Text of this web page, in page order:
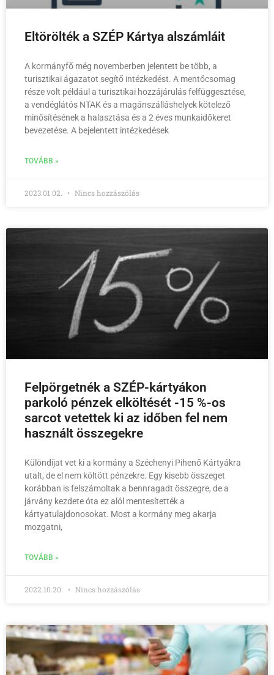
Eltörölték a SZÉP Kártya alszámláit
A kormányfő még novemberben jelentett be több, a
turisztikai ágazatot segítő intézkedést. A mentőcsomag
része volt például a turisztikai hozzájárulás felfüggesztése,
a vendéglátós NTAK és a magánszálláshelyek kötelező
minősítésének a halasztása és a 2 éves munkaidőkeret
bevezetése. A bejelentett intézkedések
TOVÁBB »
2023.01.02. Nincs hozzászólás
Felpörgetnék a SZÉP-kártyákon
parkoló pénzek elköltését -15 %-os
sarcot vetettek ki az időben fel nem
használt összegekre
Különdíjat vet ki a kormány a Széchenyi Pihenő Kártyákra
utalt, de el nem költött pénzekre. Egy kisebb összeget
korábban is felszámoltak a bennragadt összegre, de a
járvány kezdete óta ez alól mentesítették a
kártyatulajdonosokat. Most a kormány meg akarja
mozgatni,
TOVÁBB »
2022.10.20. Nincs hozzászólás